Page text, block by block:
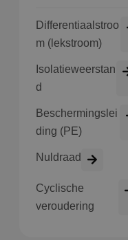
Differentiaalstroo
m (lekstroom)
Isolatieweerstan
d
Beschermingslei
ding (PE)
Nuldraad
Cyclische
veroudering